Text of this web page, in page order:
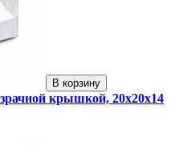
В корзину
крышкой, 20х20х14